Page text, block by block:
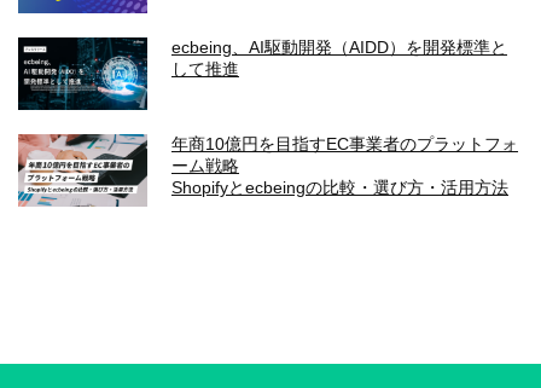
ecbeing、AI駆動開発（AIDD）を開発標準と
して推進
年商10億円を目指すEC事業者のプラットフォ
ーム戦略
Shopifyとecbeingの比較・選び方・活用方法